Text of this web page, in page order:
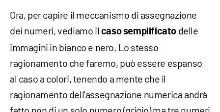
Ora, per capire il meccanismo di assegnazione
dei numeri, vediamo il caso semplificato delle
immagini in bianco e nero. Lo stesso
ragionamento che faremo, può essere espanso
al caso a colori, tenendo a mente che il
ragionamento dell'assegnazione numerica andrà